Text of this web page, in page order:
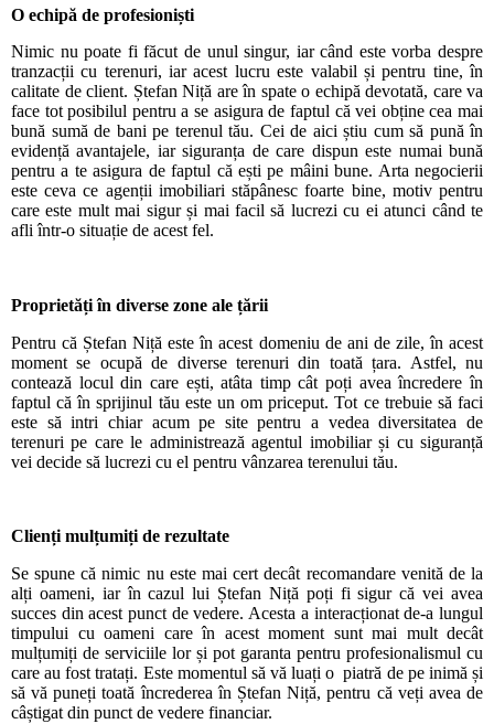
O echipă de profesioniști
Nimic nu poate fi făcut de unul singur, iar când este vorba despre
tranzacții cu terenuri, iar acest lucru este valabil și pentru tine, în
calitate de client. Ștefan Niță are în spate o echipă devotată, care va
face tot posibilul pentru a se asigura de faptul că vei obține cea mai
bună sumă de bani pe terenul tău. Cei de aici știu cum să pună în
evidență avantajele, iar siguranța de care dispun este numai bună
pentru a te asigura de faptul că ești pe mâini bune. Arta negocierii
este ceva ce agenții imobiliari stăpânesc foarte bine, motiv pentru
care este mult mai sigur și mai facil să lucrezi cu ei atunci când te
afli într-o situație de acest fel.
Proprietăți în diverse zone ale țării
Pentru că Ștefan Niță este în acest domeniu de ani de zile, în acest
moment se ocupă de diverse terenuri din toată țara. Astfel, nu
contează locul din care ești, atâta timp cât poți avea încredere în
faptul că în sprijinul tău este un om priceput. Tot ce trebuie să faci
este să intri chiar acum pe site pentru a vedea diversitatea de
terenuri pe care le administrează agentul imobiliar și cu siguranță
vei decide să lucrezi cu el pentru vânzarea terenului tău.
Clienți mulțumiți de rezultate
Se spune că nimic nu este mai cert decât recomandare venită de la
alți oameni, iar în cazul lui Ștefan Niță poți fi sigur că vei avea
succes din acest punct de vedere. Acesta a interacționat de-a lungul
timpului cu oameni care în acest moment sunt mai mult decât
mulțumiți de serviciile lor și pot garanta pentru profesionalismul cu
care au fost tratați. Este momentul să vă luați o piatră de pe inimă și
să vă puneți toată încrederea în Ștefan Niță, pentru că veți avea de
câștigat din punct de vedere financiar.